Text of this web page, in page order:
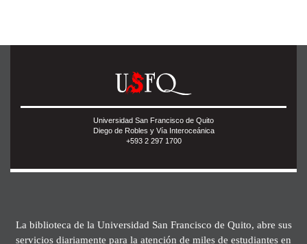
Universidad San Francisco de Quito
Diego de Robles y Vía Interoceánica
+593 2 297 1700
La biblioteca de la Universidad San Francisco de Quito, abre sus
servicios diariamente para la atención de miles de estudiantes en